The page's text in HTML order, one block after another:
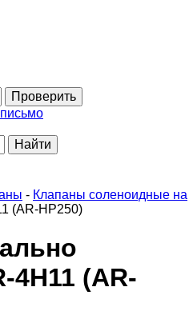
Проверить
Найти
- Клапаны соленоидные на
(AR-HP250)
4H11 (AR-